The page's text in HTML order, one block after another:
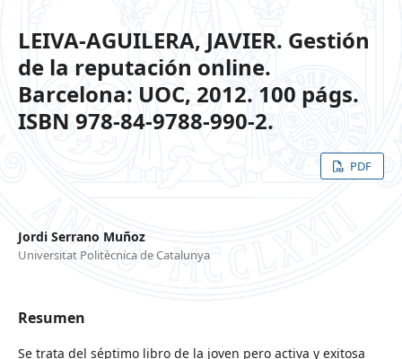
LEIVA-AGUILERA, JAVIER. Gestión
de la reputación online.
Barcelona: UOC, 2012. 100 págs.
ISBN 978-84-9788-990-2.
PDF
Jordi Serrano Muñoz
Universitat Politècnica de Catalunya
Resumen
Se trata del séptimo libro de la joven pero activa y exitosa